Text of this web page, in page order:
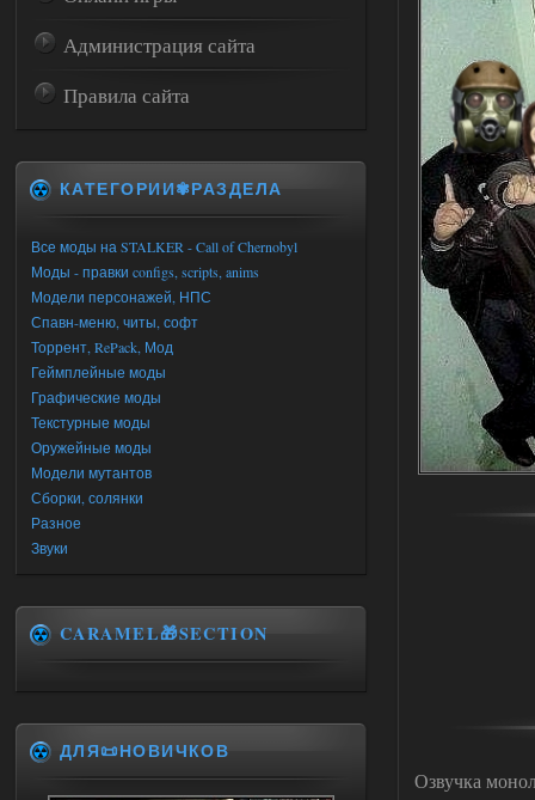
Озвучка
Администрация сайта
Правила сайта
КАТЕГОРИИ✾РАЗДЕЛА
Все моды на STALKER - Call of Chernobyl
Моды - правки configs, scripts, anims
Модели персонажей, НПС
Спавн-меню, читы, софт
Торрент, RePack, Мод
Геймплейные моды
Графические моды
Текстурные моды
Оружейные моды
Модели мутантов
Сборки, солянки
Разное
Звуки
CARAMEL🎁SECTION
ДЛЯ📜НОВИЧКОВ